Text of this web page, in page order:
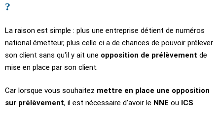
?
La raison est simple : plus une entreprise détient de numéros
national émetteur, plus celle ci a de chances de pouvoir prélever
son client sans qu'il y ait une opposition de prélèvement de
mise en place par son client.
Car lorsque vous souhaitez mettre en place une opposition
sur prélèvement, il est nécessaire d'avoir le NNE ou ICS.